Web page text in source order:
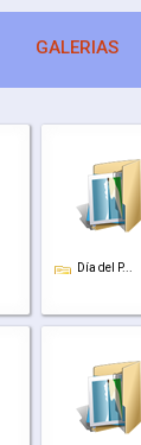
GALERIAS
Día del P...